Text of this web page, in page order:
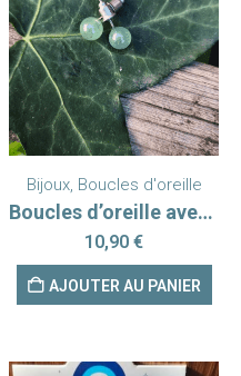
Bijoux, Boucles d'oreille
Boucles d’oreille aventurine verte A
10,90 €
AJOUTER AU PANIER